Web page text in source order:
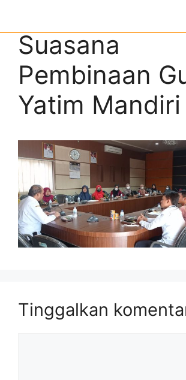
Suasana
Pembinaan
Yatim Mandiri
Tinggalkan